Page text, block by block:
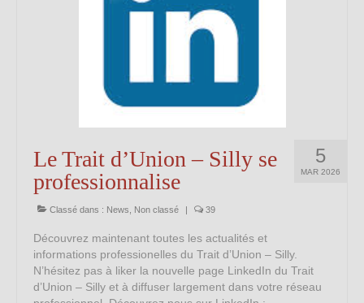
Logopèdes
Thérapies alternatives
Contact
5
MAR 2026
Le Trait d’Union – Silly se
professionnalise
Classé dans : News Non classé 39
Découvrez maintenant toutes les actualités et
informations professionelles du Trait d’Union – Silly.
N’hésitez pas à liker la nouvelle page LinkedIn du Trait
d’Union – Silly et à diffuser largement dans votre réseau